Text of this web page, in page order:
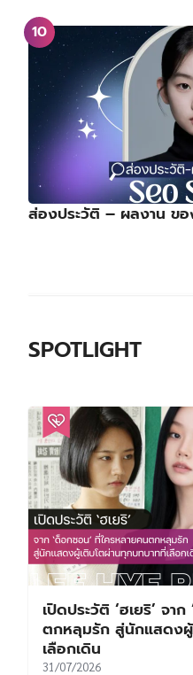
ส่องประวัติ – ผลงาน ข
SPOTLIGHT
เปิดประวัติ ‘ฮเยริ’ จา
ตกหลุมรัก สู่นักแสดง
เลือกเดิน
31/07/2026